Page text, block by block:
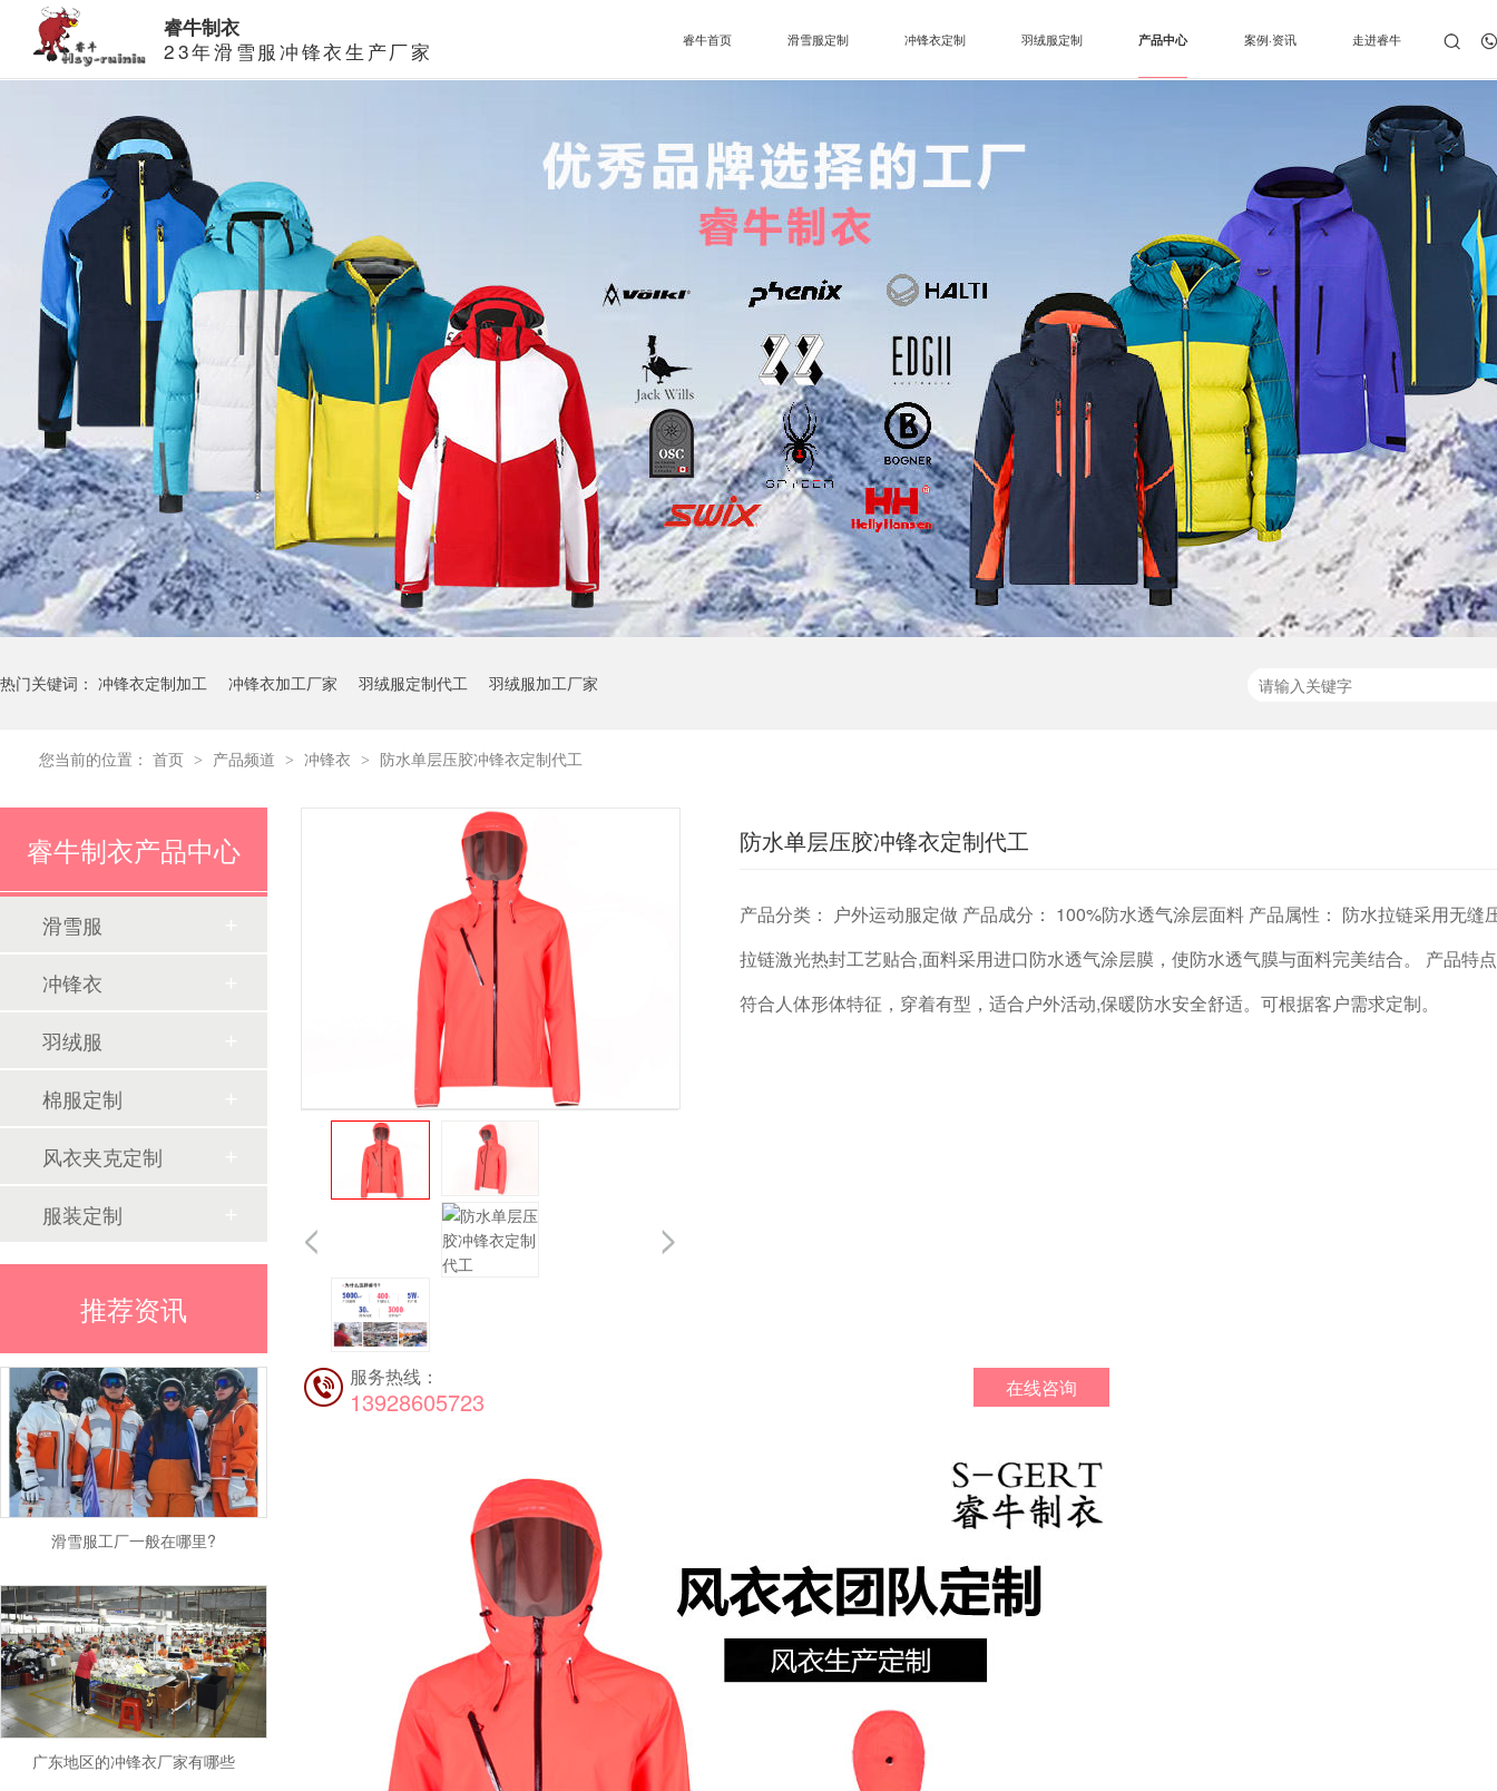
睿牛制衣
23年滑雪服冲锋衣生产厂家 睿牛首页 滑雪服定制 冲锋衣定制 羽绒服定制 产品中心 案例·资讯 走进睿牛
热门关键词： 冲锋衣定制加工 冲锋衣加工厂家 羽绒服定制代工 羽绒服加工厂家
您当前的位置： 首页 > 产品频道 > 冲锋衣 > 防水单层压胶冲锋衣定制代工
防水单层压胶冲锋衣定制代工
产品分类： 户外运动服定做 产品成分： 100%防水透气涂层面料 产品属性： 防水拉链采用无缝
拉链激光热封工艺贴合,面料采用进口防水透气涂层膜，使防水透气膜与面料完美结合。 产品特
符合人体形体特征，穿着有型，适合户外活动,保暖防水安全舒适。可根据客户需求定制。
服务热线：
13928605723 在线咨询
睿牛制衣产品中心
滑雪服
冲锋衣
羽绒服
棉服定制
风衣夹克定制
服装定制
推荐资讯
滑雪服工厂一般在哪里?
广东地区的冲锋衣厂家有哪些